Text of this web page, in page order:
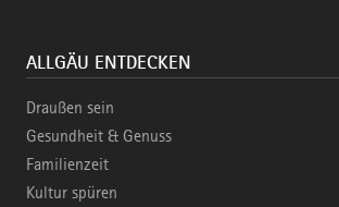
ALLGÄU ENTDECKEN
Draußen sein
Gesundheit & Genuss
Familienzeit
Kultur spüren